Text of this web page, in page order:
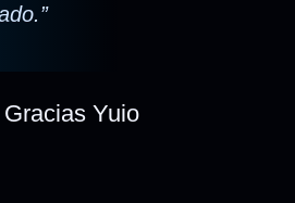
Gracias Yuio